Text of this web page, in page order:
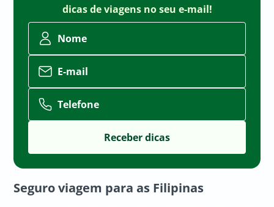
dicas de viagens no seu e-mail!
Nome
E-mail
Telefone
Seguro viagem para as Filipinas